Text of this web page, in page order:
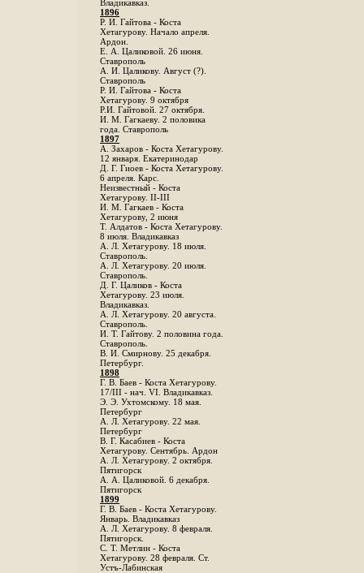
Владикавказ.
1896
Р. И. Гайтова - Коста
Хетагурову. Начало апреля.
Ардон.
Е. А. Цаликовой. 26 июня.
Ставрополь
А. И. Цаликову. Август (?).
Ставрополь
Р. И. Гайтова - Коста
Хетагурову. 9 октября
Р.И. Гайтовой. 27 октября.
И. М. Гагкаеву. 2 половика
года. Ставрополь
1897
А. Захаров - Коста Хетагурову.
12 января. Екатеринодар
Д. Г. Гиоев - Коста Хетагурову.
6 апреля. Карс.
Неизвестный - Коста
Хетагурову. II-III
И. М. Гагкаев - Коста
Хетагурову, 2 июня
Т. Алдатов - Коста Хетагурову.
8 июля. Владикавказ
А. Л. Хетагурову. 18 июля.
Ставрополь.
А. Л. Хетагурову. 20 июля.
Ставрополь.
Д. Г. Цаликов - Коста
Хетагурову. 23 июля.
Владикавказ.
А. Л. Хетагурову. 20 августа.
Ставрополь.
И. Т. Гайтову. 2 половина года.
Ставрополь.
В. И. Смирнову. 25 декабря.
Петербург.
1898
Г. В. Баев - Коста Хетагурову.
17/III - нач. VI. Владикавказ.
Э. Э. Ухтомскому. 18 мая.
Петербург
A. Л. Хетагурову. 22 мая.
Петербург
B. Г. Касабиев - Коста
Хетагурову. Сентябрь. Ардон
А. Л. Хетагурову. 2 октября.
Пятигорск
А. А. Цаликовой. 6 декабря.
Пятигорск
1899
Г. В. Баев - Коста Хетагурову.
Январь. Владикавказ
А. Л. Хетагурову. 8 февраля.
Пятигорск.
С. Т. Метлин - Коста
Хетагурову. 28 февраля. Ст.
Устъ-Лабинская